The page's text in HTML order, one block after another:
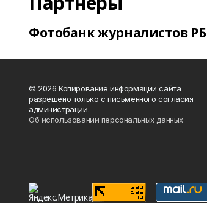
Фотобанк журналистов РБ
© 2026 Копирование информации сайта
разрешено только с письменного согласия
администрации.
Об использовании персональных данных